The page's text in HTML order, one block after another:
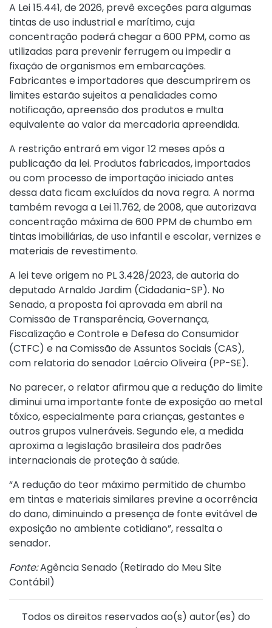
A Lei 15.441, de 2026, prevê exceções para algumas
tintas de uso industrial e marítimo, cuja
concentração poderá chegar a 600 PPM, como as
utilizadas para prevenir ferrugem ou impedir a
fixação de organismos em embarcações.
Fabricantes e importadores que descumprirem os
limites estarão sujeitos a penalidades como
notificação, apreensão dos produtos e multa
equivalente ao valor da mercadoria apreendida.
A restrição entrará em vigor 12 meses após a
publicação da lei. Produtos fabricados, importados
ou com processo de importação iniciado antes
dessa data ficam excluídos da nova regra. A norma
também revoga a Lei 11.762, de 2008, que autorizava
concentração máxima de 600 PPM de chumbo em
tintas imobiliárias, de uso infantil e escolar, vernizes e
materiais de revestimento.
A lei teve origem no PL 3.428/2023, de autoria do
deputado Arnaldo Jardim (Cidadania-SP). No
Senado, a proposta foi aprovada em abril na
Comissão de Transparência, Governança,
Fiscalização e Controle e Defesa do Consumidor
(CTFC) e na Comissão de Assuntos Sociais (CAS),
com relatoria do senador Laércio Oliveira (PP-SE).
No parecer, o relator afirmou que a redução do limite
diminui uma importante fonte de exposição ao metal
tóxico, especialmente para crianças, gestantes e
outros grupos vulneráveis. Segundo ele, a medida
aproxima a legislação brasileira dos padrões
internacionais de proteção à saúde.
“A redução do teor máximo permitido de chumbo
em tintas e materiais similares previne a ocorrência
do dano, diminuindo a presença de fonte evitável de
exposição no ambiente cotidiano”, ressalta o
senador.
Fonte:Agência Senado (Retirado do Meu Site
Contábil)
Todos os direitos reservados ao(s) autor(es) do